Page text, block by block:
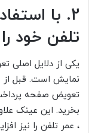
2. با
تلفن خود
یکی از دلایل اصلی
نمایش است. قبل از
تعویض صفحه
بخرید. این عینک
، عمر تلفن را نیز